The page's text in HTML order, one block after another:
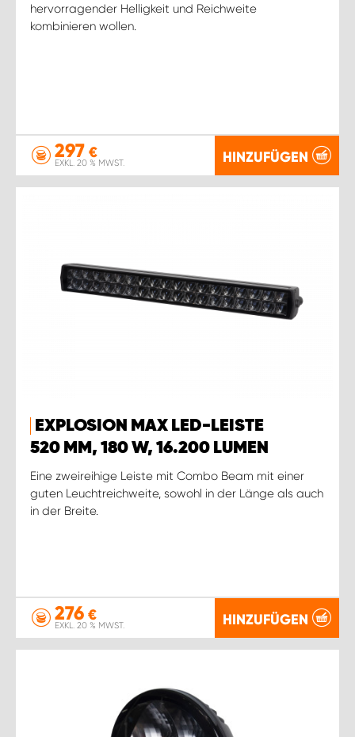
hervorragender Helligkeit und Reichweite
kombinieren wollen.
297 €
EXKL. 20 % MWST. HINZUFÜGEN
EXPLOSION MAX LED-LEISTE
520 MM, 180 W, 16.200 LUMEN
Eine zweireihige Leiste mit Combo Beam mit einer
guten Leuchtreichweite, sowohl in der Länge als auch
in der Breite.
276 €
EXKL. 20 % MWST. HINZUFÜGEN